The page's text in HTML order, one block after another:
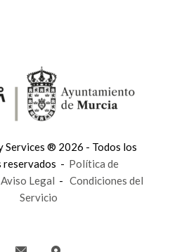
Services ® 2026 - Todos los
reservados - Política de
Aviso Legal - Condiciones del
Servicio